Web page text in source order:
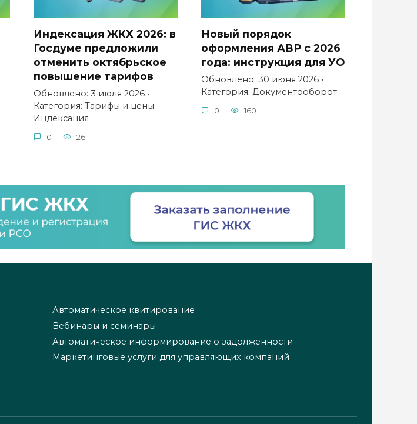
Индексация ЖКХ 2026: в
Госдуме предложили
отменить октябрьское
повышение тарифов
Обновлено: 3 июля 2026 •
Категория: Тарифы и цены
Индексация
0 26
Новый порядок
оформления АВР с 2026
года: инструкция для УО
Обновлено: 30 июня 2026 •
Категория: Документооборот
0 160
Автоматическое квитирование
Вебинары и семинары
Автоматическое информирование о задолженности
Маркетинговые услуги для управляющих компаний